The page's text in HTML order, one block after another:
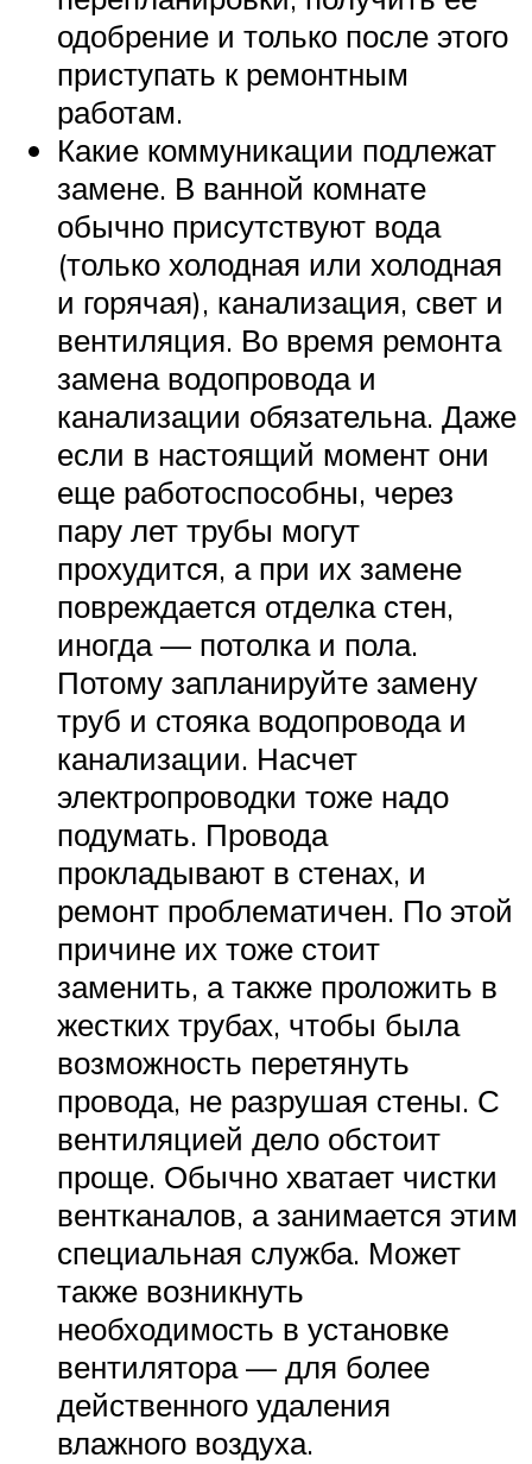
одобрение и только после этого
приступать к ремонтным
работам.
Какие коммуникации подлежат
замене. В ванной комнате
обычно присутствуют вода
(только холодная или холодная
и горячая), канализация, свет и
вентиляция. Во время ремонта
замена водопровода и
канализации обязательна. Даже
если в настоящий момент они
еще работоспособны, через
пару лет трубы могут
прохудится, а при их замене
повреждается отделка стен,
иногда — потолка и пола.
Потому запланируйте замену
труб и стояка водопровода и
канализации. Насчет
электропроводки тоже надо
подумать. Провода
прокладывают в стенах, и
ремонт проблематичен. По этой
причине их тоже стоит
заменить, а также проложить в
жестких трубах, чтобы была
возможность перетянуть
провода, не разрушая стены. С
вентиляцией дело обстоит
проще. Обычно хватает чистки
вентканалов, а занимается этим
специальная служба. Может
также возникнуть
необходимость в установке
вентилятора — для более
действенного удаления
влажного воздуха.